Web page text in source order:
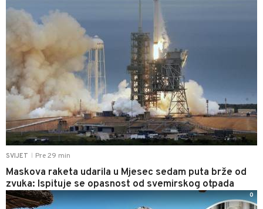
SVIJET Pre 29 min
Maskova raketa udarila u Mjesec sedam puta brže od
zvuka: Ispituje se opasnost od svemirskog otpada
0